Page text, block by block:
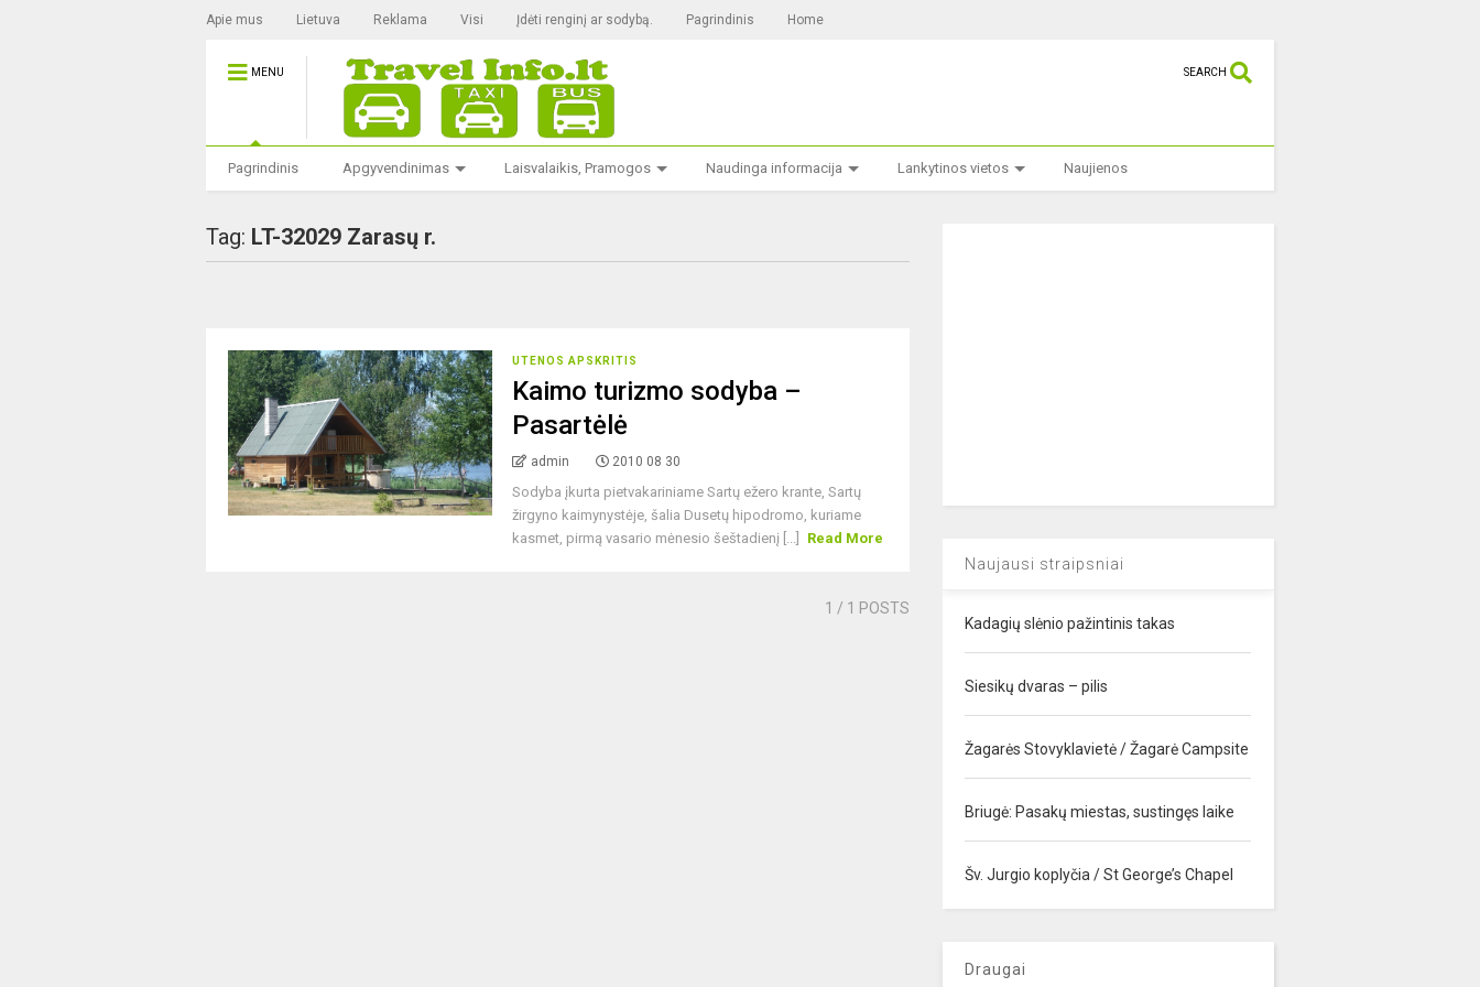
Apie mus Lietuva Reklama Visi Įdėti renginį ar sodybą. Pagrindinis Home
MENU SEARCH
Pagrindinis Apgyvendinimas Laisvalaikis, Pramogos Naudinga informacija Lankytinos vietos Naujienos
Tag: LT-32029 Zarasų r.
UTENOS APSKRITIS
Kaimo turizmo sodyba –
Pasartėlė
admin 2010 08 30
Sodyba įkurta pietvakariniame Sartų ežero krante, Sartų
žirgyno kaimynystėje, šalia Dusetų hipodromo, kuriame
kasmet, pirmą vasario mėnesio šeštadienį [...]
Read More
1 / 1 POSTS
Naujausi straipsniai
Kadagių slėnio pažintinis takas
Siesikų dvaras – pilis
Žagarės Stovyklavietė / Žagarė Campsite
Briugė: Pasakų miestas, sustingęs laike
Šv. Jurgio koplyčia / St George’s Chapel
Draugai